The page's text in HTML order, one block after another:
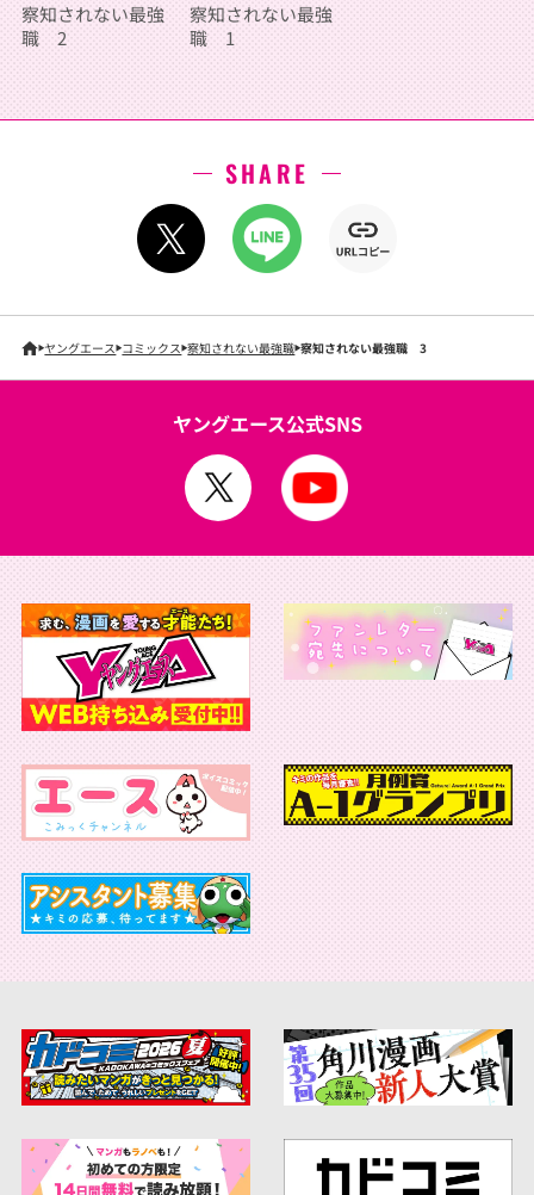
察知されない最強
職 2
察知されない最強
職 1
SHARE
ヤングエース コミックス 察知されない最強職 察知されない最強職 3
ヤングエース公式SNS